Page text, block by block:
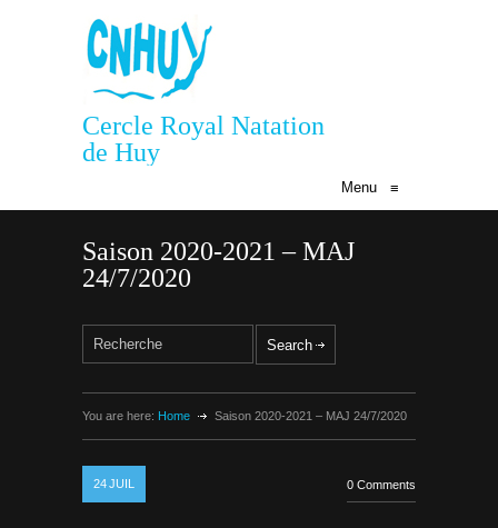
Cercle Royal Natation
de Huy
Menu ≡
Saison 2020-2021 – MAJ
24/7/2020
You are here: Home Saison 2020-2021 – MAJ 24/7/2020
24JUIL 0 Comments